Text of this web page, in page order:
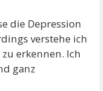
die Depression
verstehe ich
erkennen. Ich
ganz